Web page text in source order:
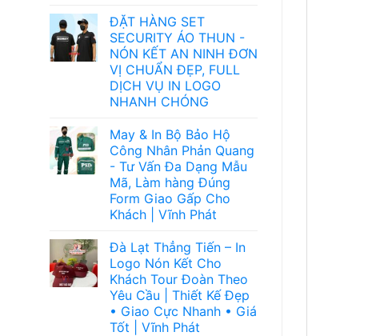
ĐẶT HÀNG SET
SECURITY ÁO THUN -
NÓN KẾT AN NINH ĐƠN
VỊ CHUẨN ĐẸP, FULL
DỊCH VỤ IN LOGO
NHANH CHÓNG
May & In Bộ Bảo Hộ
Công Nhân Phản Quang
- Tư Vấn Đa Dạng Mẫu
Mã, Làm hàng Đúng
Form Giao Gấp Cho
Khách | Vĩnh Phát
Đà Lạt Thẳng Tiến – In
Logo Nón Kết Cho
Khách Tour Đoàn Theo
Yêu Cầu | Thiết Kế Đẹp
• Giao Cực Nhanh • Giá
Tốt | Vĩnh Phát